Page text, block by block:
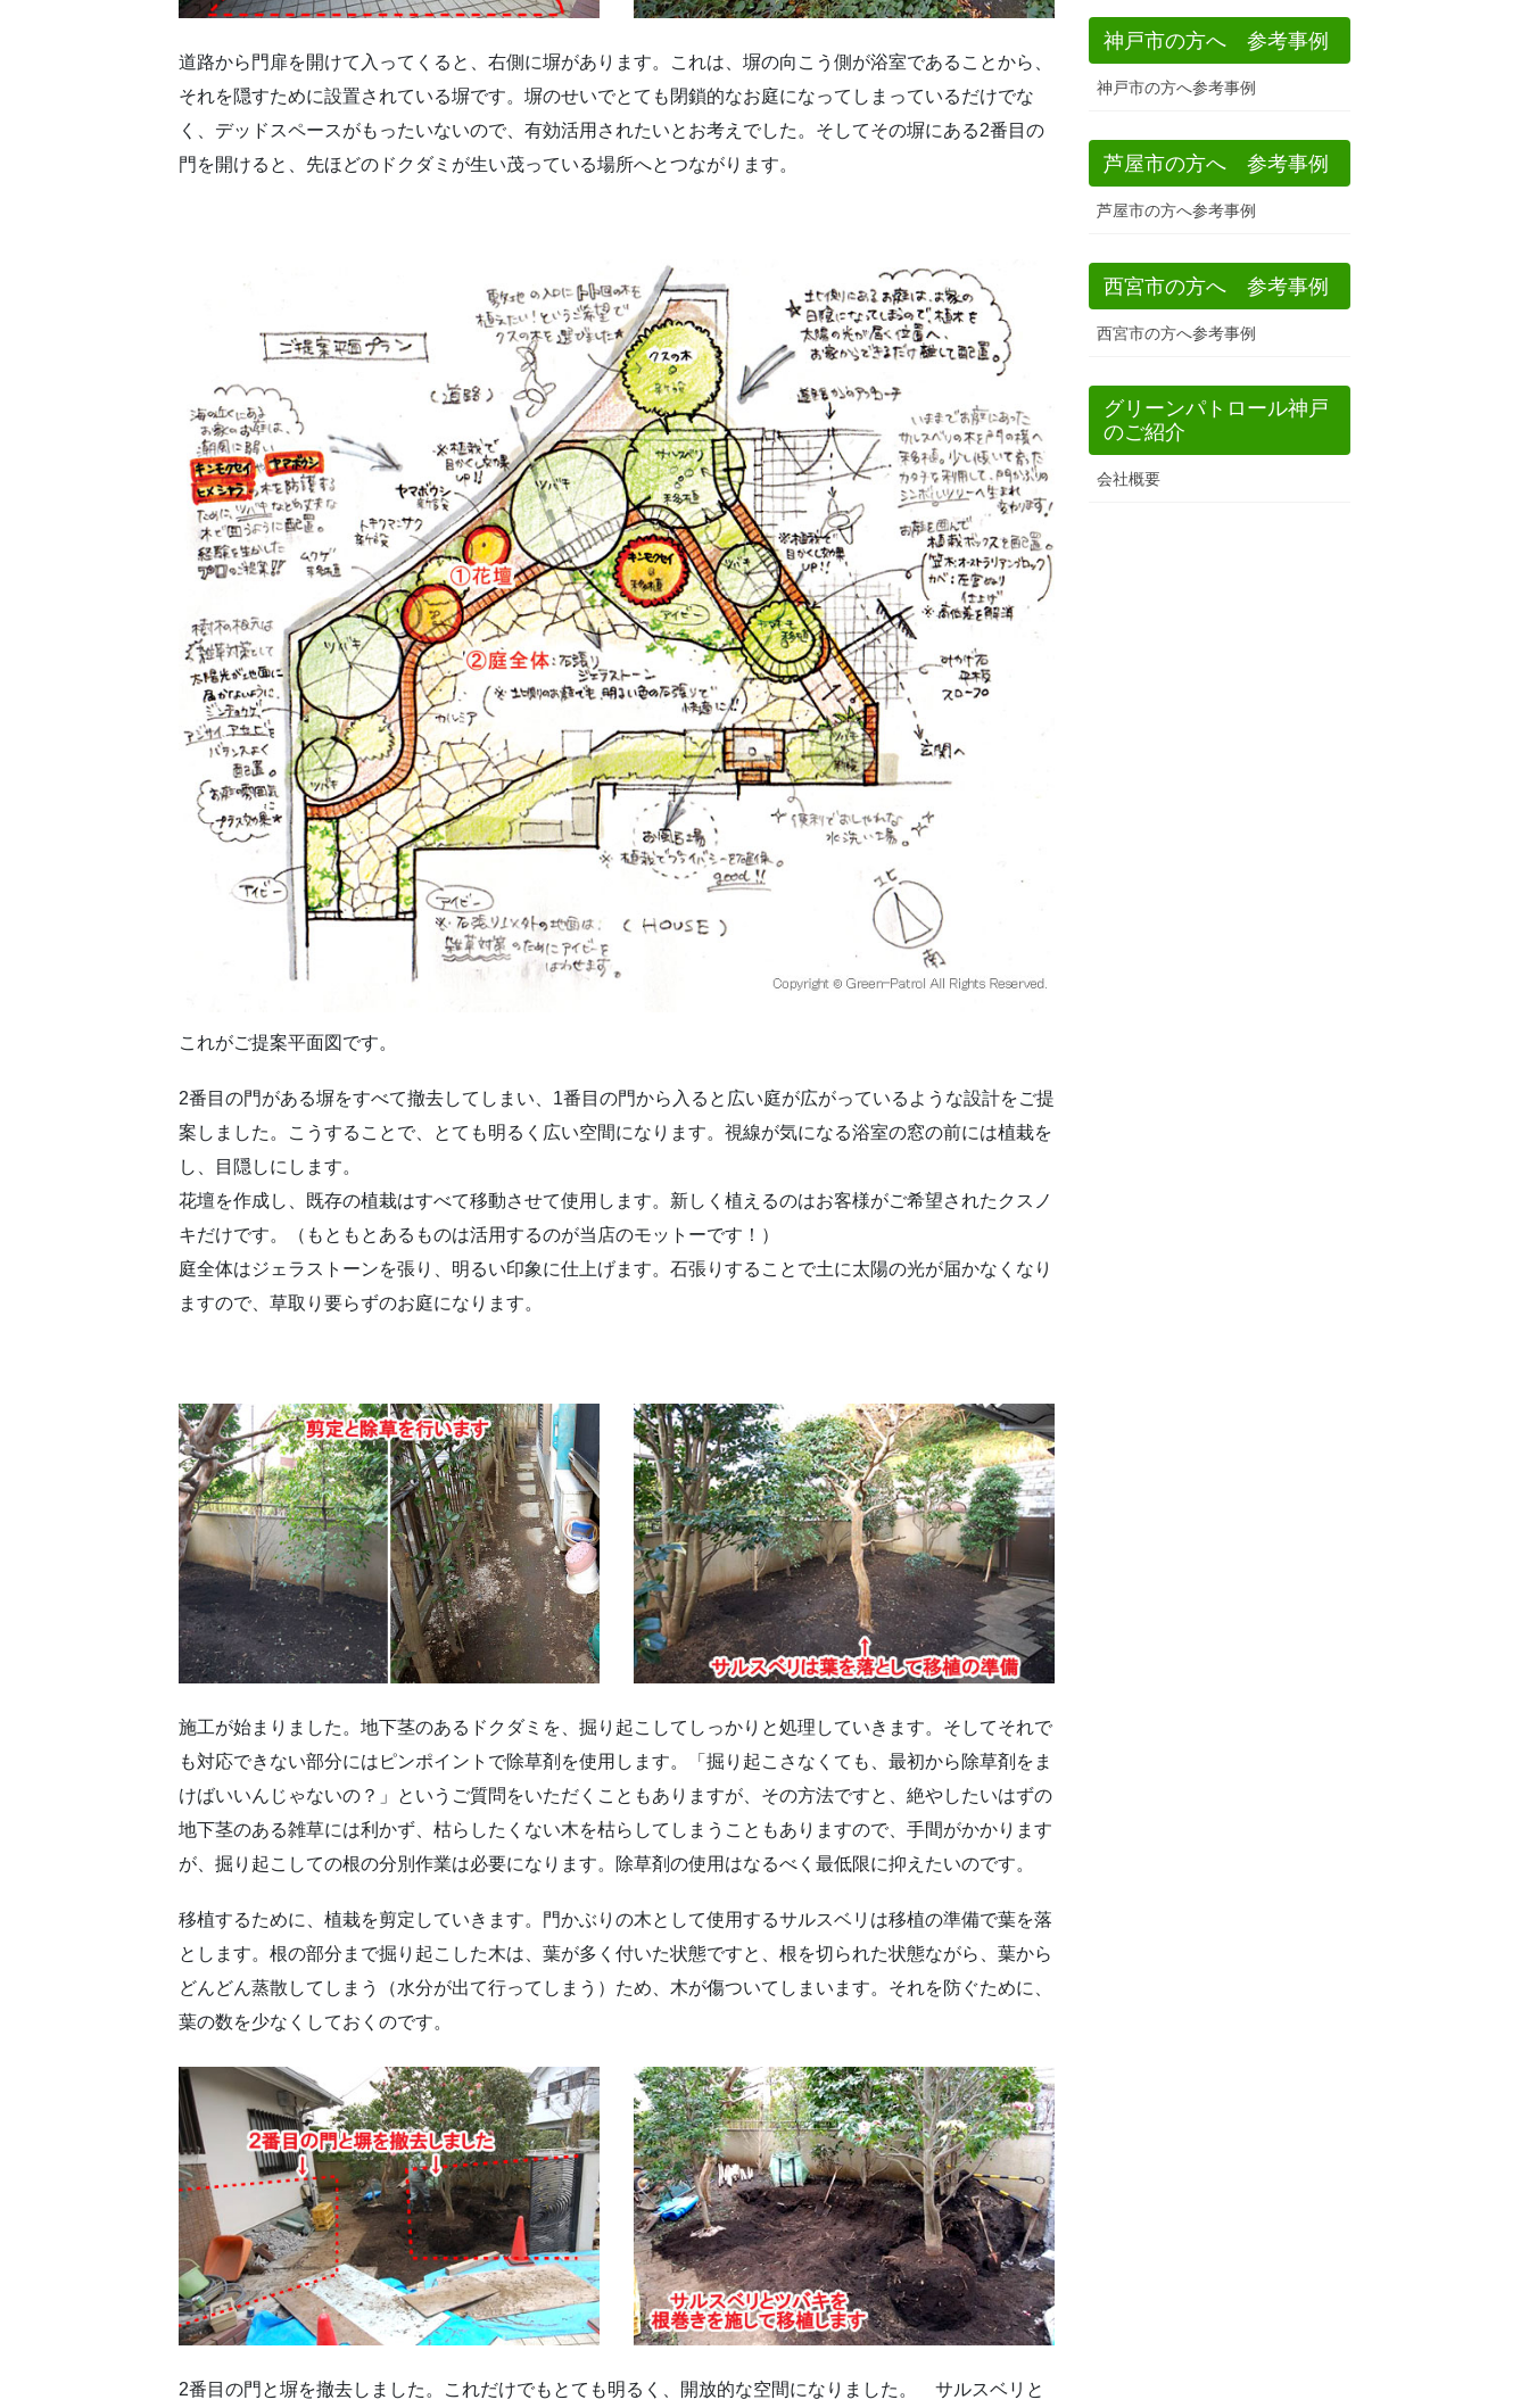
道路から門扉を開けて入ってくると、右側に塀があります。これは、塀の向こう側が浴室であることから、
それを隠すために設置されている塀です。塀のせいでとても閉鎖的なお庭になってしまっているだけでな
く、デッドスペースがもったいないので、有効活用されたいとお考えでした。そしてその塀にある2番目の
門を開けると、先ほどのドクダミが生い茂っている場所へとつながります。
これがご提案平面図です。
2番目の門がある塀をすべて撤去してしまい、1番目の門から入ると広い庭が広がっているような設計をご提
案しました。こうすることで、とても明るく広い空間になります。視線が気になる浴室の窓の前には植栽を
し、目隠しにします。
花壇を作成し、既存の植栽はすべて移動させて使用します。新しく植えるのはお客様がご希望されたクスノ
キだけです。（もともとあるものは活用するのが当店のモットーです！）
庭全体はジェラストーンを張り、明るい印象に仕上げます。石張りすることで土に太陽の光が届かなくなり
ますので、草取り要らずのお庭になります。
施工が始まりました。地下茎のあるドクダミを、掘り起こしてしっかりと処理していきます。そしてそれで
も対応できない部分にはピンポイントで除草剤を使用します。「掘り起こさなくても、最初から除草剤をま
けばいいんじゃないの？」というご質問をいただくこともありますが、その方法ですと、絶やしたいはずの
地下茎のある雑草には利かず、枯らしたくない木を枯らしてしまうこともありますので、手間がかかります
が、掘り起こしての根の分別作業は必要になります。除草剤の使用はなるべく最低限に抑えたいのです。
移植するために、植栽を剪定していきます。門かぶりの木として使用するサルスベリは移植の準備で葉を落
とします。根の部分まで掘り起こした木は、葉が多く付いた状態ですと、根を切られた状態ながら、葉から
どんどん蒸散してしまう（水分が出て行ってしまう）ため、木が傷ついてしまいます。それを防ぐために、
葉の数を少なくしておくのです。
2番目の門と塀を撤去しました。これだけでもとても明るく、開放的な空間になりました。 サルスベリと
神戸市の方へ 参考事例
神戸市の方へ参考事例
芦屋市の方へ 参考事例
芦屋市の方へ参考事例
西宮市の方へ 参考事例
西宮市の方へ参考事例
グリーンパトロール神戸
のご紹介
会社概要